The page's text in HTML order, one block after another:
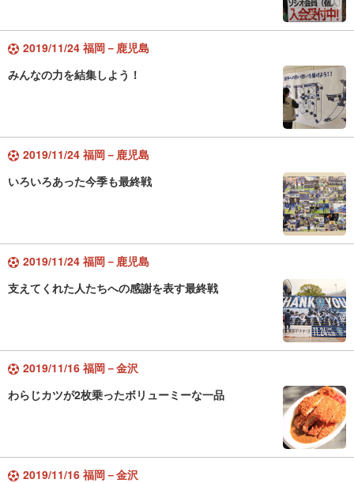
2019/11/24 福岡－鹿児島
みんなの力を結集しよう！
2019/11/24 福岡－鹿児島
いろいろあった今季も最終戦
2019/11/24 福岡－鹿児島
支えてくれた人たちへの感謝を表す最終戦
2019/11/16 福岡－金沢
わらじカツが2枚乗ったボリューミーな一品
2019/11/16 福岡－金沢